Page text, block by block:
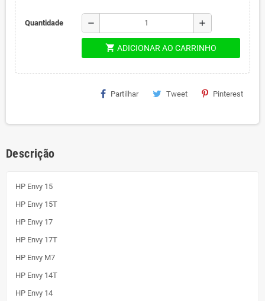
Quantidade remove add
shopping_cart ADICIONAR AO CARRINHO
Partilhar Tweet Pinterest
Descrição
HP Envy 15
HP Envy 15T
HP Envy 17
HP Envy 17T
HP Envy M7
HP Envy 14T
HP Envy 14